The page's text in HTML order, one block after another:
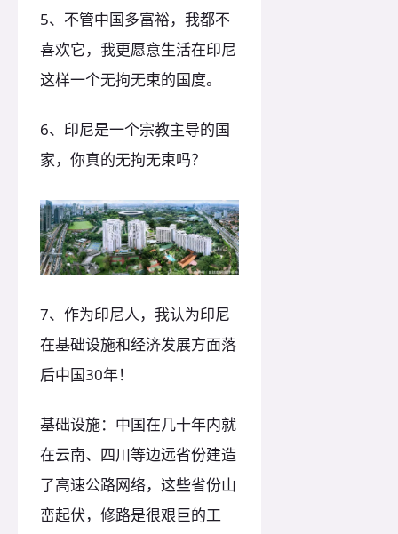
5、不管中国多富裕，我都不
喜欢它，我更愿意生活在印尼
这样一个无拘无束的国度。
6、印尼是一个宗教主导的国
家，你真的无拘无束吗？
7、作为印尼人，我认为印尼
在基础设施和经济发展方面落
后中国30年！
基础设施：中国在几十年内就
在云南、四川等边远省份建造
了高速公路网络，这些省份山
峦起伏，修路是很艰巨的工